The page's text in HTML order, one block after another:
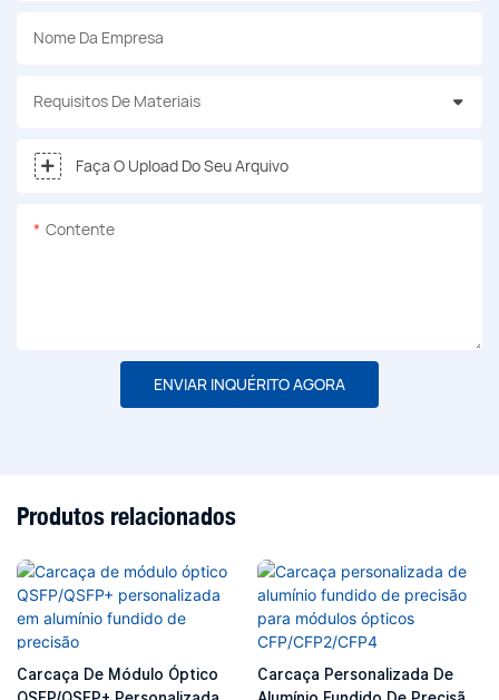
Nome Da Empresa
Requisitos De Materiais
Faça O Upload Do Seu Arquivo
Contente
ENVIAR INQUÉRITO AGORA
Produtos relacionados
Carcaça De Módulo Óptico
Carcaça Personalizada De